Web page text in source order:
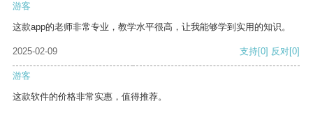
游客
这款app的老师非常专业，教学水平很高，让我能够学到实用的知识。
2025-02-09 支持[0] 反对[0]
游客
这款软件的价格非常实惠，值得推荐。